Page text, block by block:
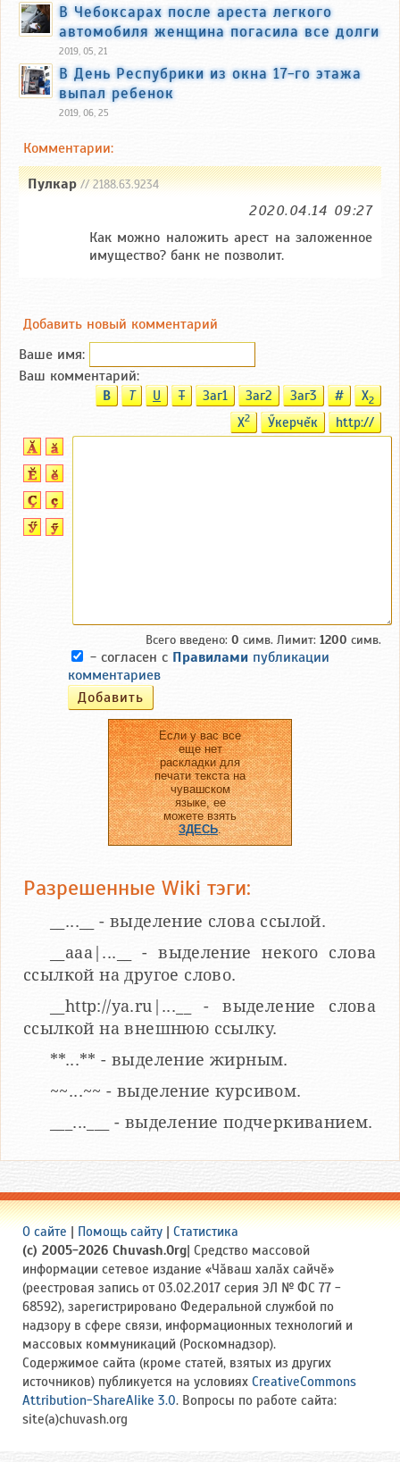
В Чебоксарах после ареста легкого
автомобиля женщина погасила все долги
2019, 05, 21
В День Респубрики из окна 17-го этажа
выпал ребенок
2019, 06, 25
Комментарии:
Пулкар// 2188.63.9234
2020.04.14 09:27
Как можно наложить арест на заложенное
имущество? банк не позволит.
Добавить новый комментарий
Ваше имя:
Ваш комментарий:
B T U T Заг1 Заг2 Заг3 # X2
X2 Ӳкерчĕк http://
Всего введено: 0 симв. Лимит: 1200 симв.
- согласен с Правилами публикации
комментариев
Если у вас все
еще нет
раскладки для
печати текста на
чувашском
языке, ее
можете взять
ЗДЕСЬ.
Разрешенные Wiki тэги:
__...__ - выделение слова ссылой.
__aaa|...__ - выделение некого слова
ссылкой на другое слово.
__http://ya.ru|...__ - выделение слова
ссылкой на внешнюю ссылку.
**...** - выделение жирным.
~~...~~ - выделение курсивом.
___...___ - выделение подчеркиванием.
О сайте | Помощь сайту | Статистика
(c) 2005-2026 Chuvash.Org| Средство массовой
информации сетевое издание «Чӑваш халӑх сайчӗ»
(реестровая запись от 03.02.2017 серия ЭЛ № ФС 77 -
68592), зарегистрировано Федеральной службой по
надзору в сфере связи, информационных технологий и
массовых коммуникаций (Роскомнадзор).
Содержимое сайта (кроме статей, взятых из других
источников) публикуется на условиях CreativeCommons
Attribution-ShareAlike 3.0. Вопросы по работе сайта:
site(a)chuvash.org